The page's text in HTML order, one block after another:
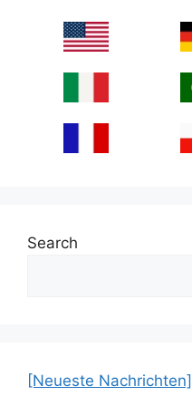
Search
[Neueste Nachrichten]